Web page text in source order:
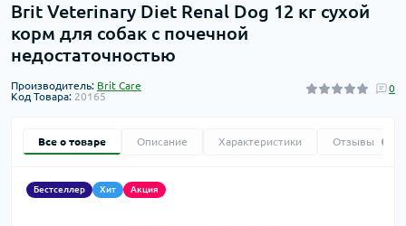
Brit Veterinary Diet Renal Dog 12 кг сухой
корм для собак с почечной
недостаточностью
Производитель: Brit Care
Код Товара: 20165
0
Все о товаре Описание Характеристики Отзывы
Бестселлер Хит Акция